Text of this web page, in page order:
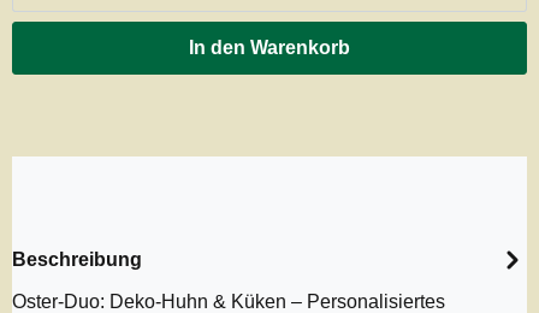
In den Warenkorb
Beschreibung
Oster-Duo: Deko-Huhn & Küken – Personalisiertes